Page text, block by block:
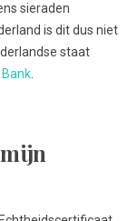
sieraden
is dit dus niet
staat
Bank.